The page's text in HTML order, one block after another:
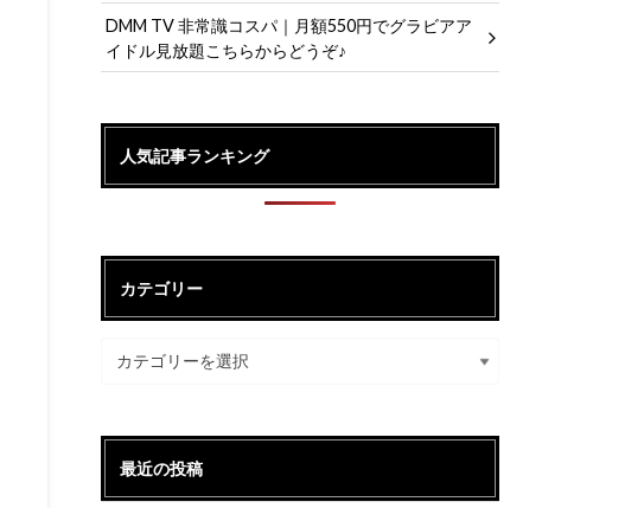
DMM TV 非常識コスパ｜月額550円でグラビアア
イドル見放題こちらからどうぞ♪
人気記事ランキング
カテゴリー
最近の投稿